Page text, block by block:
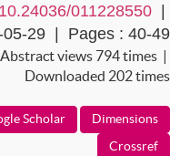
10.24036/011228550 |
05-29 | Pages : 40-49
views 794 times |
Downloaded 202 times